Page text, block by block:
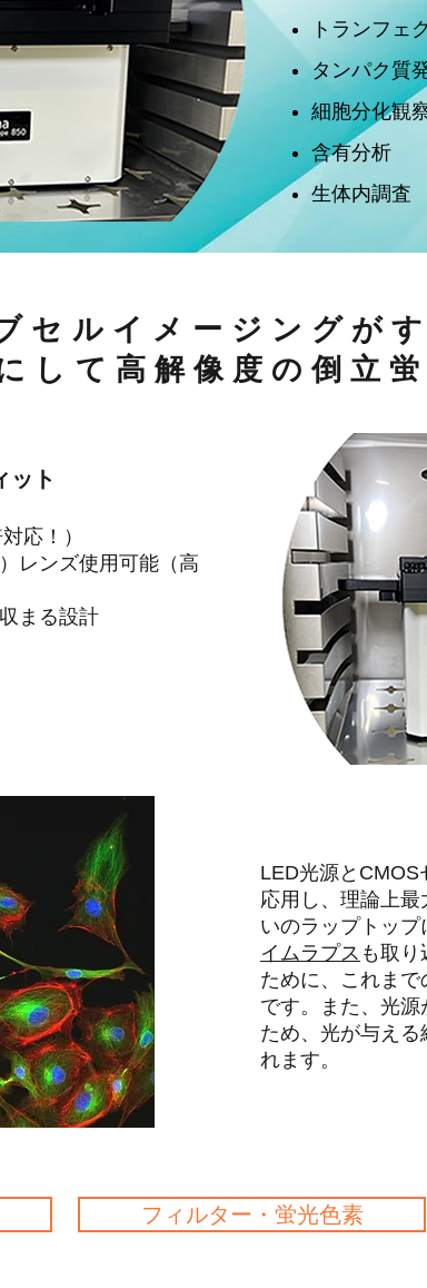
トランフェ
タンパク質
細胞分化観
含有分析
生体内調査
セルイメージングが
して高解像度の倒立
ット
応！）
レンズ使用可能（高
まる設計
LED光源とCMOS
応用し、理論上最
いのラップトッ
イムラプス も取
ために、これま
です。また、光
ため、光が与え
れます。
フィルター・蛍光色素